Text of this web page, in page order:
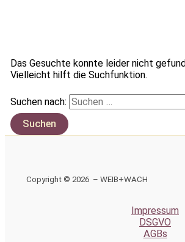
Das Gesuchte konnte leider nicht
Vielleicht hilft die Suchfunktion.
Suchen nach:
Copyright © 2026 – WEIB+WACH
Impressum
DSGVO
AGBs